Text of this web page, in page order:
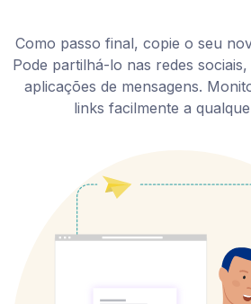
Como passo final, copie o seu
Pode partilhá-lo nas redes
aplicações de mensagens.
links facilmente a